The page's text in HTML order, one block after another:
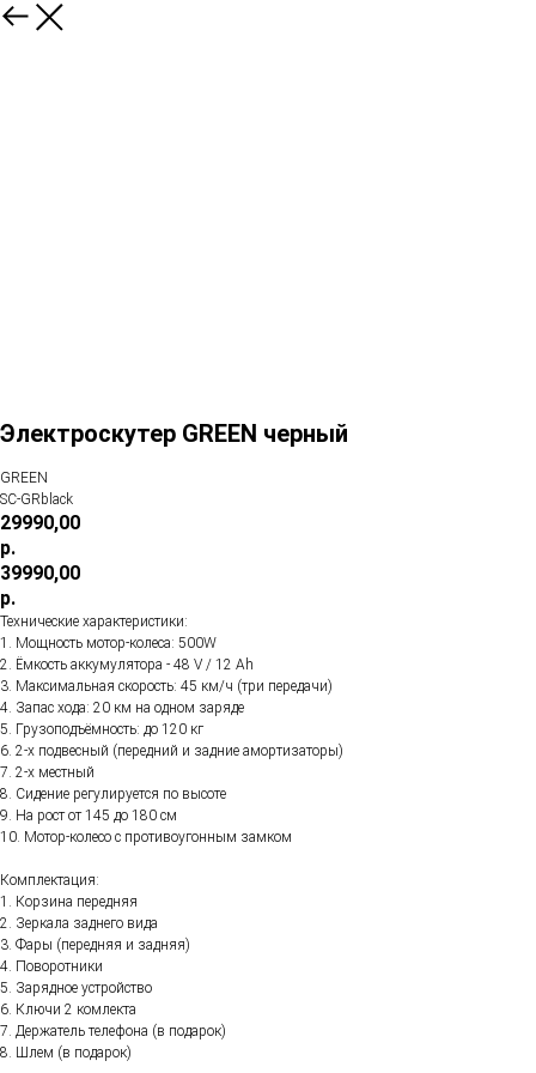
Электроскутер GREEN черный
GREEN
SC-GRblack
29990,00
р.
39990,00
р.
Технические характеристики:
1. Мощность мотор-колеса: 500W
2. Ёмкость аккумулятора - 48 V / 12 Ah
3. Максимальная скорость: 45 км/ч (три передачи)
4. Запас хода: 20 км на одном заряде
5. Грузоподъёмность: до 120 кг
6. 2-х подвесный (передний и задние амортизаторы)
7. 2-х местный
8. Сидение регулируется по высоте
9. На рост от 145 до 180 см
10. Мотор-колесо с противоугонным замком
Комплектация:
1. Корзина передняя
2. Зеркала заднего вида
3. Фары (передняя и задняя)
4. Поворотники
5. Зарядное устройство
6. Ключи 2 комлекта
7. Держатель телефона (в подарок)
8. Шлем (в подарок)